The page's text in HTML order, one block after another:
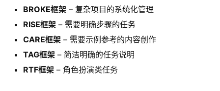
BROKE框架 – 复杂项目的系统化管理
RISE框架 – 需要明确步骤的任务
CARE框架 – 需要示例参考的内容创作
TAG框架 – 简洁明确的任务说明
RTF框架 – 角色扮演类任务